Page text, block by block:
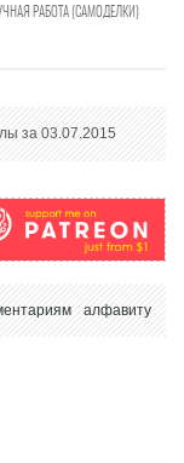
РАБОТА (САМОДЕЛКИ)
за 03.07.2015
алфавиту